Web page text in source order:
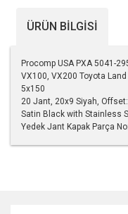
ÜRÜN BILGISI
Procomp USA PXA 5041-
VX100, VX200 Toyota
5x150
20 Jant, 20x9 Siyah, Offset:
Satin Black with Stainless
Yedek Jant Kapak Parça